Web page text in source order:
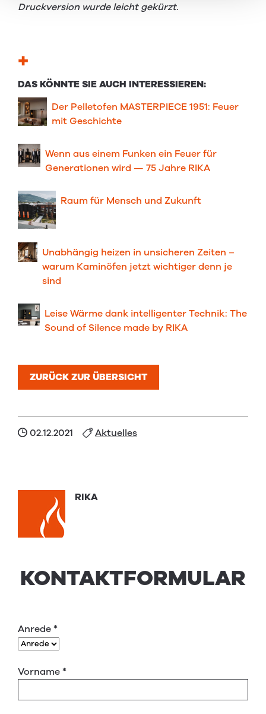
Druckversion wurde leicht gekürzt.
+
DAS KÖNNTE SIE AUCH INTERESSIEREN:
Der Pelletofen MASTERPIECE 1951: Feuer
mit Geschichte
Wenn aus einem Funken ein Feuer für
Generationen wird — 75 Jahre RIKA
Raum für Men⁠sch und Zu⁠kunft
Unabhängig heizen in unsicheren Zeiten –
warum Kaminöfen jetzt wichtiger denn je
sind
Leise Wärme dank intelligenter Technik: The
Sound of Silence made by RIKA
ZURÜCK ZUR ÜBERSICHT
02.12.2021 Aktuelles
RIKA
KONTAKTFORMULAR
Anrede*
Vorname*